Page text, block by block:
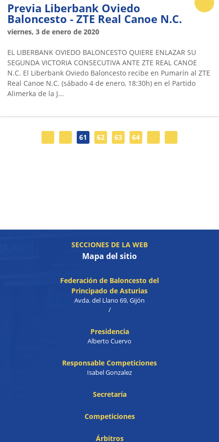
Previa Liberbank Oviedo
Baloncesto - ZTE Real Canoe N.C.
viernes, 3 de enero de 2020
EL LIBERBANK OVIEDO BALONCESTO QUIERE ENLAZAR SU
SEGUNDA VICTORIA CONSECUTIVA ANTE ZTE REAL CANOE
N.C. El Liberbank Oviedo Baloncesto recibe en Pumarín al ZTE
Real Canoe N.C. (sábado 4 de enero, 18:30h) en el Partido
Alimerka de la J...
61 62 63 64
SECCIONES DE LA WEB
Mapa del sitio
Federación de Baloncesto del
Principado de Asturias
Avda. del Llano 69, Gijón
/
Presidencia
Alberto Cuervo
Responsable Competiciones
Isabel Gonzalez
Secretaría
Competiciones
Árbitros